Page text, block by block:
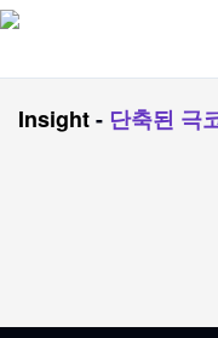
Insight- 단축된 극